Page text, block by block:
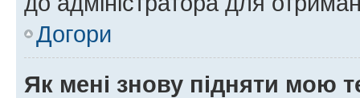
Догори
Як мені знову підняти мою